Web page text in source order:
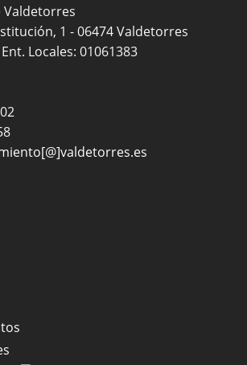
1 - 06474 Valdetorres
Locales: 01061383